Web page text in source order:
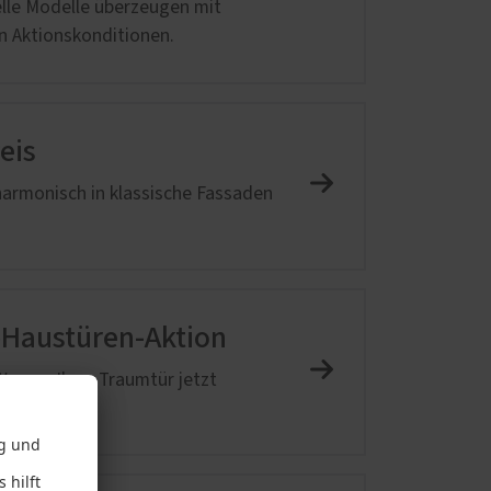
Modelle überzeugen mit
Aktionskonditionen.
in klassische Fassaden
Aktion
zu Ihrer Traumtür jetzt